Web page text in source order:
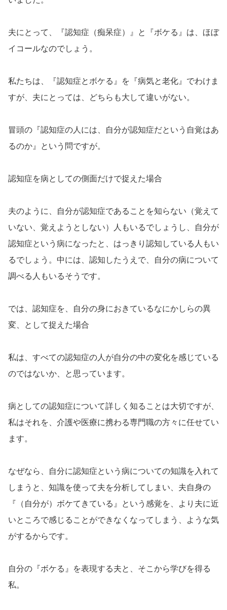
夫にとって、『認知症（痴呆症）』と『ボケる』は、ほぼ
イコールなのでしょう。
私たちは、『認知症とボケる』を『病気と老化』でわけま
すが、夫にとっては、どちらも大して違いがない。
冒頭の『認知症の人には、自分が認知症だという自覚はあ
るのか』という問ですが。
認知症を病としての側面だけで捉えた場合
夫のように、自分が認知症であることを知らない（覚えて
いない、覚えようとしない）人もいるでしょうし、自分が
認知症という病になったと、はっきり認知している人もい
るでしょう。中には、認知したうえで、自分の病について
調べる人もいるそうです。
では、認知症を、自分の身におきているなにかしらの異
変、として捉えた場合
私は、すべての認知症の人が自分の中の変化を感じている
のではないか、と思っています。
病としての認知症について詳しく知ることは大切ですが、
私はそれを、介護や医療に携わる専門職の方々に任せてい
ます。
なぜなら、自分に認知症という病についての知識を入れて
しまうと、知識を使って夫を分析してしまい、夫自身の
『（自分が）ボケてきている』という感覚を、より夫に近
いところで感じることができなくなってしまう、ような気
がするからです。
自分の『ボケる』を表現する夫と、そこから学びを得る
私。